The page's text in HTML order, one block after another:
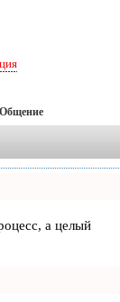
Общение
а целый